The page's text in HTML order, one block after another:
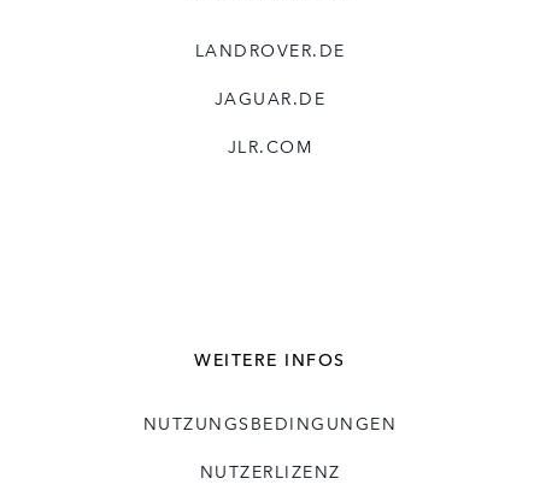
LANDROVER.DE
JAGUAR.DE
JLR.COM
WEITERE INFOS
NUTZUNGSBEDINGUNGEN
NUTZERLIZENZ